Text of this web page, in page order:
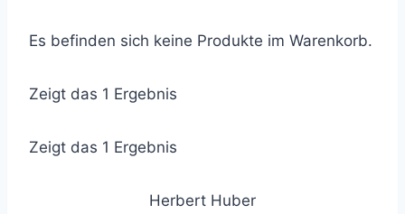
Es befinden sich keine Produkte im Warenkorb.
Zeigt das 1 Ergebnis
Zeigt das 1 Ergebnis
Herbert Huber